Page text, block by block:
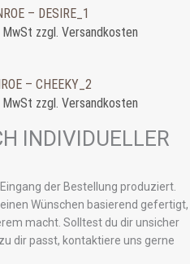
– DESIRE_1
MwSt zzgl. Versandkosten
– CHEEKY_2
MwSt zzgl. Versandkosten
INDIVIDUELLER
der Bestellung produziert.
Wünschen basierend gefertigt,
macht. Solltest du dir unsicher
dir passt, kontaktiere uns gerne